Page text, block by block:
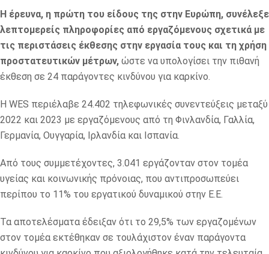
Η έρευνα, η πρώτη του είδους της στην Ευρώπη, συνέλεξε
λεπτομερείς πληροφορίες από εργαζόμενους σχετικά με
τις περιστάσεις έκθεσης στην εργασία τους και τη χρήση
προστατευτικών μέτρων, ώστε να υπολογίσει την πιθανή
έκθεση σε 24 παράγοντες κινδύνου για καρκίνο.
Η WES περιέλαβε 24.402 τηλεφωνικές συνεντεύξεις μεταξύ
2022 και 2023 με εργαζόμενους από τη Φινλανδία, Γαλλία,
Γερμανία, Ουγγαρία, Ιρλανδία και Ισπανία.
Από τους συμμετέχοντες, 3.041 εργάζονταν στον τομέα
υγείας και κοινωνικής πρόνοιας, που αντιπροσωπεύει
περίπου το 11% του εργατικού δυναμικού στην Ε.Ε.
Τα αποτελέσματα έδειξαν ότι το 29,5% των εργαζομένων
στον τομέα εκτέθηκαν σε τουλάχιστον έναν παράγοντα